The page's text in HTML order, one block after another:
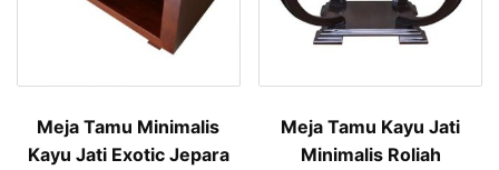
Meja Tamu Minimalis
Kayu Jati Exotic Jepara
Meja Tamu Kayu Jati
Minimalis Roliah